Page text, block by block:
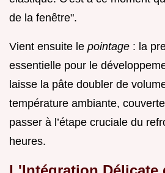
de la fenêtre".
Vient ensuite le pointage : la
essentielle pour le
laisse la pâte doubler de
température ambiante,
passer à l’étape cruciale du
heures.